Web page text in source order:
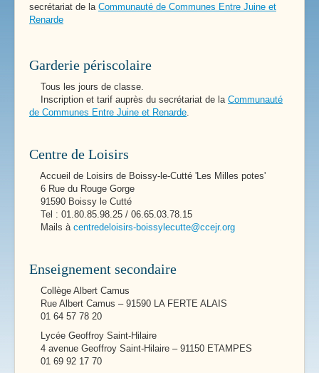
secrétariat de la Communauté de Communes Entre Juine et
Renarde
Garderie périscolaire
Tous les jours de classe.
Inscription et tarif auprès du secrétariat de la Communauté
de Communes Entre Juine et Renarde
Centre de Loisirs
Accueil de Loisirs de Boissy-le-Cutté 'Les Milles potes'
6 Rue du Rouge Gorge
91590 Boissy le Cutté
Tel : 01.80.85.98.25 / 06.65.03.78.15
Mails à centredeloisirs-boissylecutte@ccejr.org
Enseignement secondaire
Collège Albert Camus
Rue Albert Camus – 91590 LA FERTE ALAIS
01 64 57 78 20
Lycée Geoffroy Saint-Hilaire
4 avenue Geoffroy Saint-Hilaire – 91150 ETAMPES
01 69 92 17 70